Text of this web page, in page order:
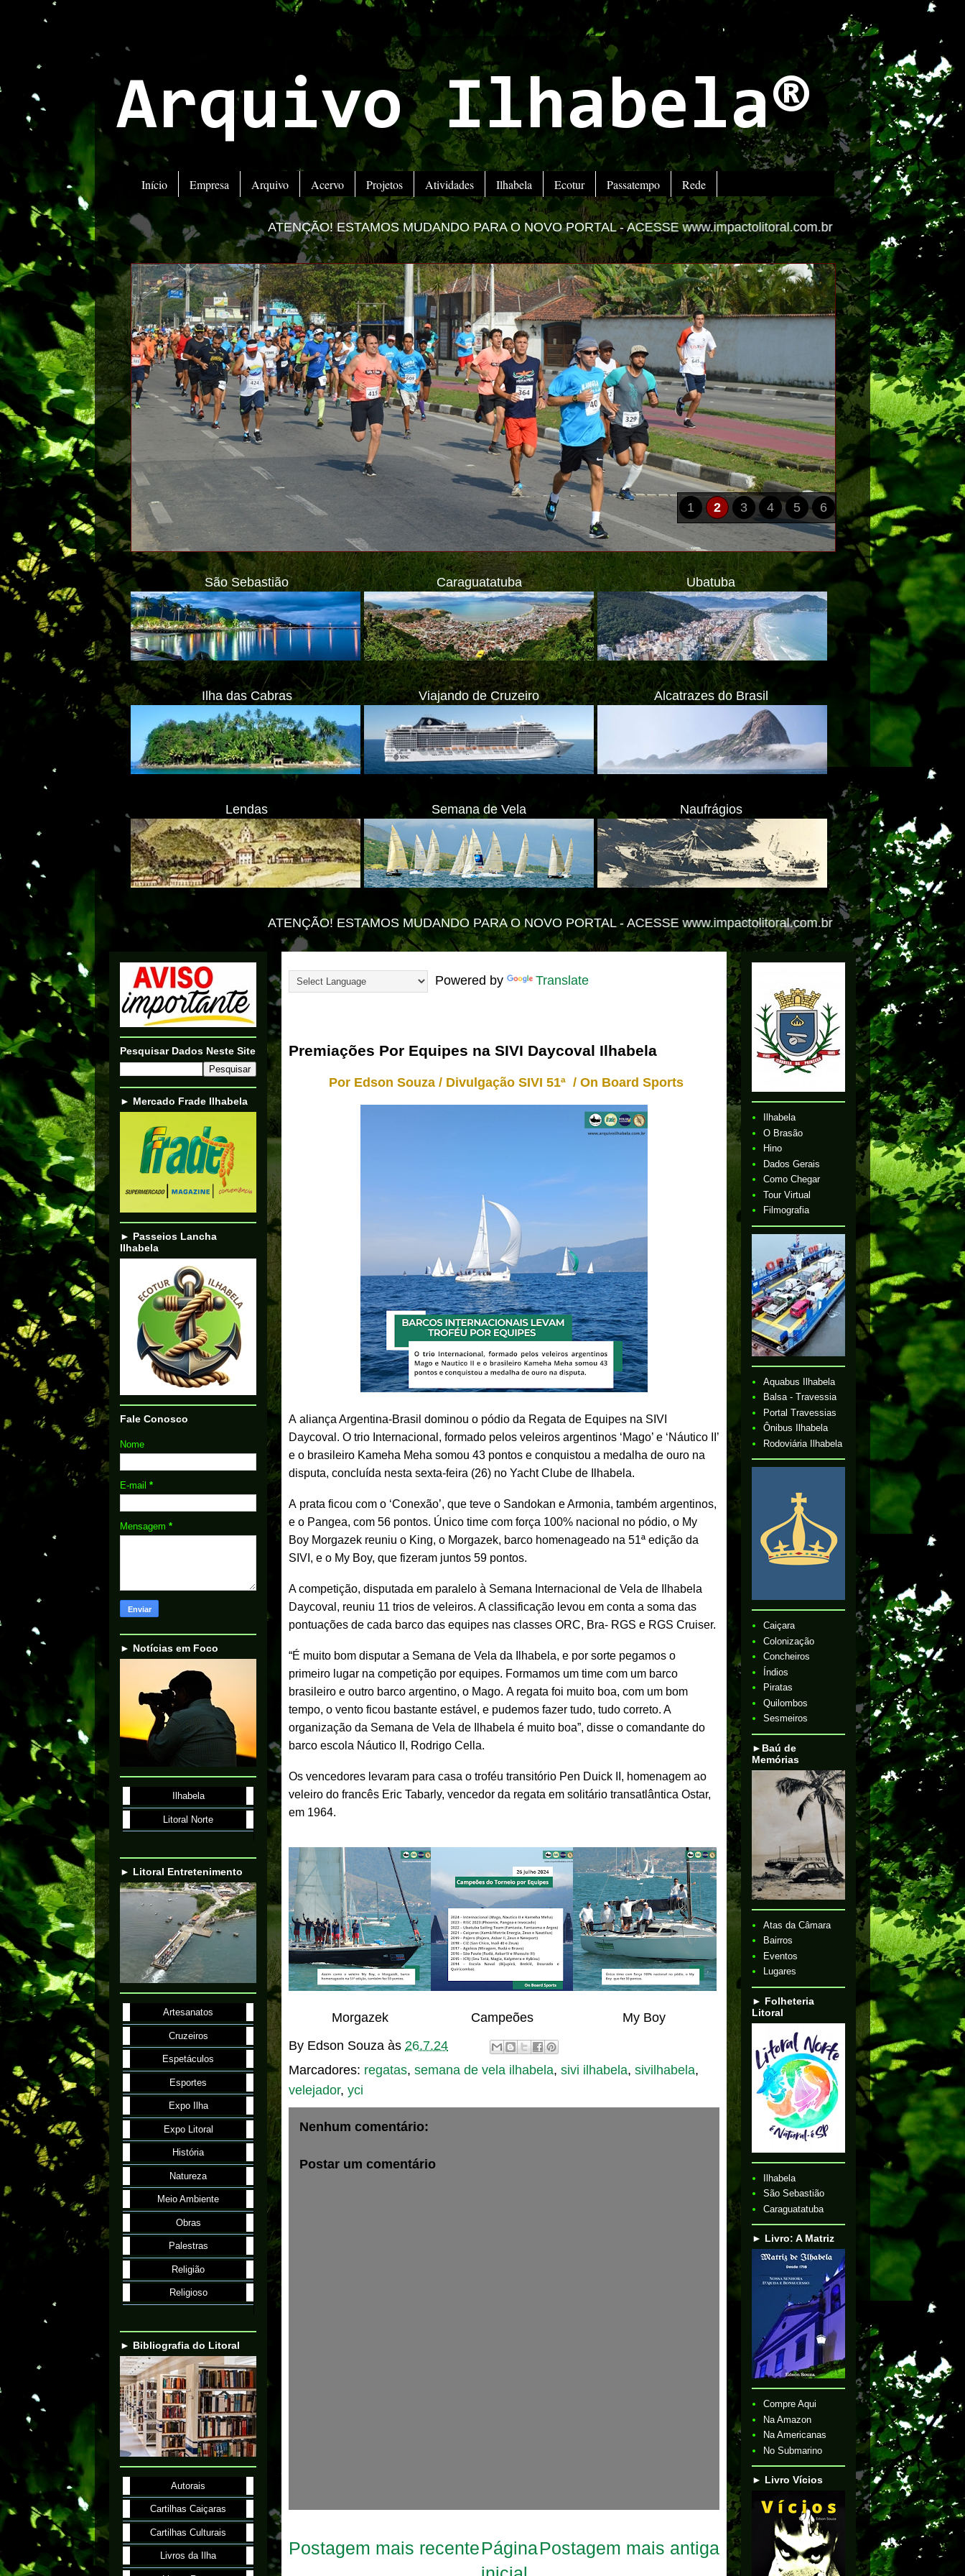
Arquivo Ilhabela®
Início Empresa Arquivo Acervo Projetos Atividades Ilhabela Ecotur Passatempo Rede
ATENÇÃO! ESTAMOS MUDANDO PARA O NOVO PORTAL -ACESSE www.impactolitoral.com.br
1 2 3 4 5 6
São Sebastião Caraguatatuba Ubatuba
Ilha das Cabras Viajando de Cruzeiro Alcatrazes do Brasil
Lendas Semana de Vela Naufrágios
ATENÇÃO! ESTAMOS MUDANDO PARA O NOVO PORTAL -ACESSE www.impactolitoral.com.br
Powered by Translate
Premiações Por Equipes na SIVI Daycoval Ilhabela
Por Edson Souza / Divulgação SIVI 51ª / On Board Sports
A aliança Argentina-Brasil dominou o pódio da Regata de Equipes na SIVI
Daycoval. O trio Internacional, formado pelos veleiros argentinos ‘Mago’ e ‘Náutico II’
e o brasileiro Kameha Meha somou 43 pontos e conquistou a medalha de ouro na
disputa, concluída nesta sexta-feira (26) no Yacht Clube de Ilhabela.
A prata ficou com o ‘Conexão’, que teve o Sandokan e Armonia, também argentinos,
e o Pangea, com 56 pontos. Único time com força 100% nacional no pódio, o My
Boy Morgazek reuniu o King, o Morgazek, barco homenageado na 51ª edição da
SIVI, e o My Boy, que fizeram juntos 59 pontos.
A competição, disputada em paralelo à Semana Internacional de Vela de Ilhabela
Daycoval, reuniu 11 trios de veleiros. A classificação levou em conta a soma das
pontuações de cada barco das equipes nas classes ORC, Bra- RGS e RGS Cruiser.
“É muito bom disputar a Semana de Vela da Ilhabela, e por sorte pegamos o
primeiro lugar na competição por equipes. Formamos um time com um barco
brasileiro e outro barco argentino, o Mago. A regata foi muito boa, com um bom
tempo, o vento ficou bastante estável, e pudemos fazer tudo, tudo correto. A
organização da Semana de Vela de Ilhabela é muito boa”, disse o comandante do
barco escola Náutico II, Rodrigo Cella.
Os vencedores levaram para casa o troféu transitório Pen Duick II, homenagem ao
veleiro do francês Eric Tabarly, vencedor da regata em solitário transatlântica Ostar,
em 1964.
Morgazek Campeões
My Boy
By Edson Souza às 26.7.24
Marcadores: regatas, semana de vela ilhabela, sivi ilhabela, sivilhabela,
velejador, yci
Nenhum comentário:
Postar um comentário
Postagem mais recente Postagem mais antiga
Página
Pesquisar Dados Neste Site
► Mercado Frade Ilhabela
► Passeios Lancha
Ilhabela
Fale Conosco
Nome
E-mail *
Mensagem *
► Notícias em Foco
Ilhabela
Litoral Norte
► Litoral Entretenimento
Artesanatos
Cruzeiros
Espetáculos
Esportes
Expo Ilha
Expo Litoral
História
Natureza
Meio Ambiente
Obras
Palestras
Religião
Religioso
► Bibliografia do Litoral
Autorais
Cartilhas Caiçaras
Cartilhas Culturais
Livros da Ilha
Ilhabela
O Brasão
Hino
Dados Gerais
Como Chegar
Tour Virtual
Filmografia
Aquabus Ilhabela
Balsa - Travessia
Portal Travessias
Ônibus Ilhabela
Rodoviária Ilhabela
Caiçara
Colonização
Concheiros
Índios
Piratas
Quilombos
Sesmeiros
►Baú de
Memórias
Atas da Câmara
Bairros
Eventos
Lugares
► Folheteria
Litoral
Ilhabela
São Sebastião
Caraguatatuba
► Livro: A Matriz
Compre Aqui
Na Amazon
Na Americanas
No Submarino
► Livro Vícios